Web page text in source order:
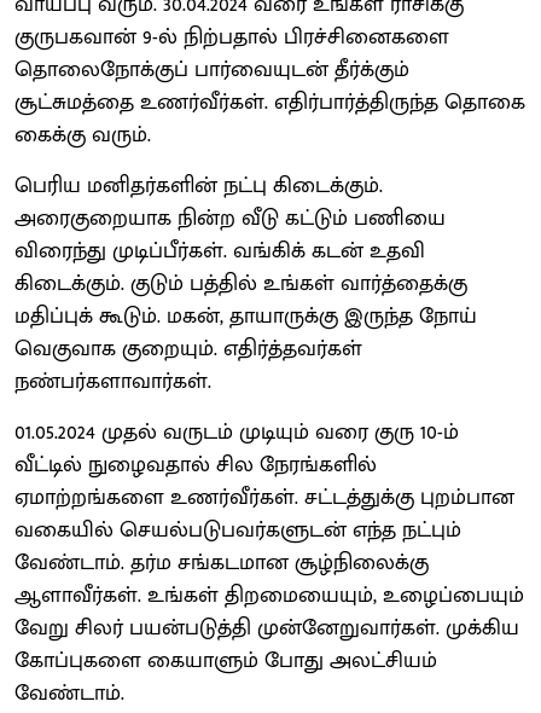
குருபகவான் 9-ல் நிற்பதால் பிரச்சினைகளை
தொலைநோக்குப் பார்வையுடன் தீர்க்கும்
சூட்சுமத்தை உணர்வீர்கள். எதிர்பார்த்திருந்த தொகை
கைக்கு வரும்.
பெரிய மனிதர்களின் நட்பு கிடைக்கும்.
அரைகுறையாக நின்ற வீடு கட்டும் பணியை
விரைந்து முடிப்பீர்கள். வங்கிக் கடன் உதவி
கிடைக்கும். குடும் பத்தில் உங்கள் வார்த்தைக்கு
மதிப்புக் கூடும். மகன், தாயாருக்கு இருந்த நோய்
வெகுவாக குறையும். எதிர்த்தவர்கள்
நண்பர்களாவார்கள்.
01.05.2024 முதல் வருடம் முடியும் வரை குரு 10-ம்
வீட்டில் நுழைவதால் சில நேரங்களில்
ஏமாற்றங்களை உணர்வீர்கள். சட்டத்துக்கு புறம்பான
வகையில் செயல்படுபவர்களுடன் எந்த நட்பும்
வேண்டாம். தர்ம சங்கடமான சூழ்நிலைக்கு
ஆளாவீர்கள். உங்கள் திறமையையும், உழைப்பையும்
வேறு சிலர் பயன்படுத்தி முன்னேறுவார்கள். முக்கிய
கோப்புகளை கையாளும் போது அலட்சியம்
வேண்டாம்.